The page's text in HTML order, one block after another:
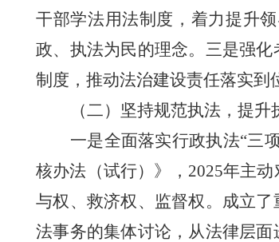
干部学法用法制度，着力提升
政、执法为民的理念。三是强化
制度，推动法治建设责任落实到
（二）坚持规范执法，提升
一是全面落实行政执法“三
核办法（试行）》， 2025年主动
与权、救济权、监督权。 成立了
法事务的集体讨论，从法律层